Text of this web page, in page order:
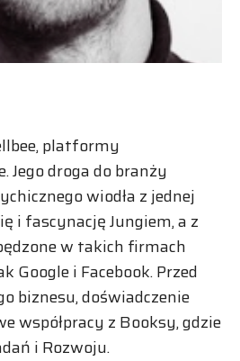
platformy
Jego droga do branży
wiodła z jednej
i fascynację Jungiem, a z
w takich firmach
Google i Facebook. Przed
biznesu, doświadczenie
współpracy z Booksy, gdzie
i Rozwoju.